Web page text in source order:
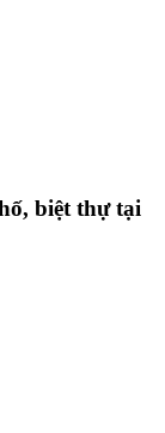
biệt thự tại